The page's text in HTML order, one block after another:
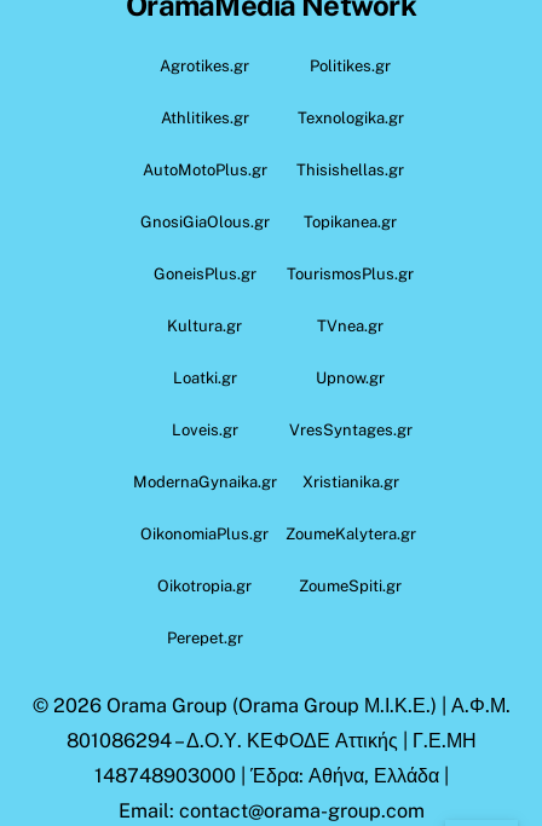
Agrotikes.gr Politikes.gr
Athlitikes.gr Texnologika.gr
AutoMotoPlus.gr Thisishellas.gr
GnosiGiaOlous.gr Topikanea.gr
GoneisPlus.gr TourismosPlus.gr
Kultura.gr TVnea.gr
Loatki.gr Upnow.gr
Loveis.gr VresSyntages.gr
ModernaGynaika.gr Xristianika.gr
OikonomiaPlus.gr ZoumeKalytera.gr
Oikotropia.gr ZoumeSpiti.gr
Perepet.gr
© 2026 Orama Group (Orama Group Μ.Ι.Κ.Ε.) | Α.Φ.Μ.
801086294 – Δ.Ο.Υ. ΚΕΦΟΔΕ Αττικής | Γ.Ε.ΜΗ
148748903000 | Έδρα: Αθήνα, Ελλάδα |
Email: contact@orama-group.com